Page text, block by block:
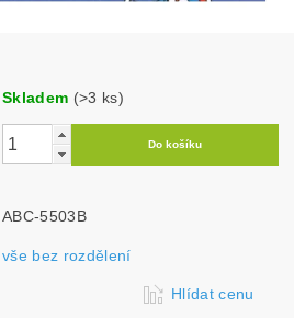
Skladem (>3 ks)
ABC-5503B
vše bez rozdělení
Hlídat cenu